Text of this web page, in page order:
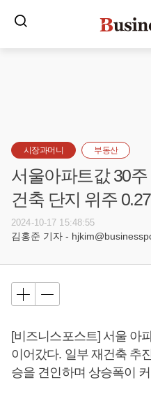
시장과머니 부동산
서울아파트값 30
건축 단지 위주
2024-10-17 15:48:55
김홍준 기자 -
[비즈니스포스트] 서울 아
이어갔다. 일부 재건축 추
승을 견인하며 상승폭이